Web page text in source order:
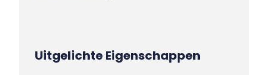
Uitgelichte Eigenschappen